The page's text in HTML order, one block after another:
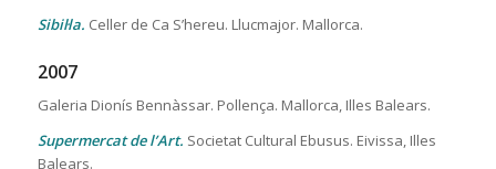
Sibil·la. Celler de Ca S’hereu. Llucmajor. Mallorca.
2007
Galeria Dionís Bennàssar. Pollença. Mallorca, Illes Balears.
Supermercat de l’Art. Societat Cultural Ebusus. Eivissa, Illes
Balears.